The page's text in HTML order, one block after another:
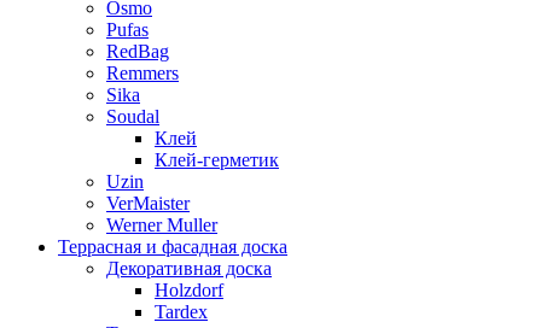
Osmo
Pufas
RedBag
Remmers
Sika
Soudal
Клей
Клей-герметик
Uzin
VerMaister
Werner Muller
Террасная и фасадная доска
Декоративная доска
Holzdorf
Tardex